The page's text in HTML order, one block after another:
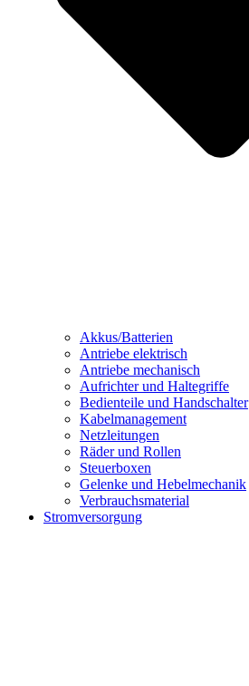
Akkus/Batterien
Antriebe elektrisch
Antriebe mechanisch
Aufrichter und Haltegriffe
Bedienteile und Handschalter
Kabelmanagement
Netzleitungen
Räder und Rollen
Steuerboxen
Gelenke und Hebelmechanik
Verbrauchsmaterial
Stromversorgung